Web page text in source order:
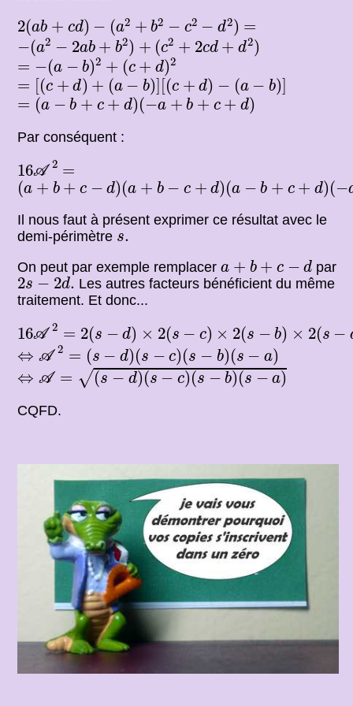
2(ab + cd) − (a2 + b2 − c2 − d2)
2( ab + )− 2 +b 2 −c d2 =
=
−(a2 − 2ab + b2) + (c2 + 2cd + d2)
−(a2 − 2ab+ b 2)+ c 2+ 2 d + 2)
= −(a − b)2 + (c + d)2
−(a− )2+(c +d)
= [(c + d) + (a − b)] [(c + d) − (a − b)]
(c +d +(a− b ][( +d)− a b)
= (a − b + c + d)(−a + b + c + d)
a− +c+ d) −a +b+c+d )
Par conséquent :
16A 2
16 2
=
=
(a + b + c − d)(a + b − c + d)(a − b + c + d)(−
(a+b + c− +b c+ d b c+ −a + c d)
Il nous faut à présent exprimer ce résultat avec le
demi-périmètre s.
s
On peut par exemple remplacera + b + c − d
a +b + c d par
2s − 2d.
2s −2d.
Les autres facteurs bénéficient du même
traitement. Et donc...
16A 2 = 2(s − d) × 2(s − c) × 2(s − b) × 2(s −
16 A2= s − 2( c ) − ×2 a )
⇔ A 2 = (s − d)(s − c)(s − b)(s − a)
⇔A 2= −d) −c)( s −b) s −a )
⇔ A = √(s − d)(s − c)(s − b)(s − a)
⇔ A =( d)(s−c)(s−b)(s−a)
CQFD.